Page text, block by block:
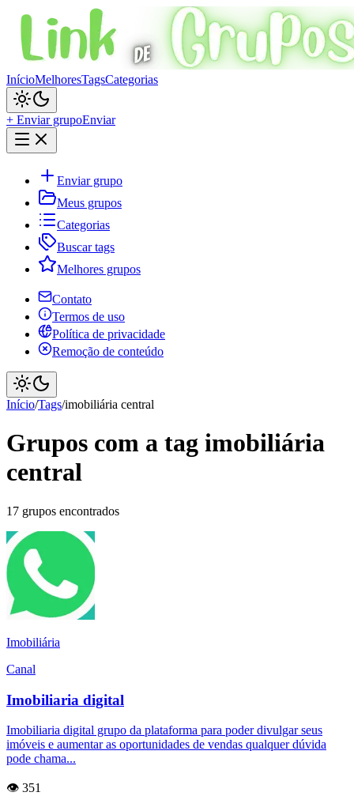
InícioMelhoresTagsCategorias
+ Enviar grupoEnviar
Enviar grupo
Meus grupos
Categorias
Buscar tags
Melhores grupos
Contato
Termos de uso
Política de privacidade
Remoção de conteúdo
Início/Tags/imobiliária central
Grupos com a tag imobiliária
central
17 grupos encontrados
Imobiliária
Canal
Imobiliaria digital
Imobiliaria digital grupo da plataforma para poder divulgar seus
imóveis e aumentar as oportunidades de vendas qualquer dúvida
pode chama...
👁️ 351